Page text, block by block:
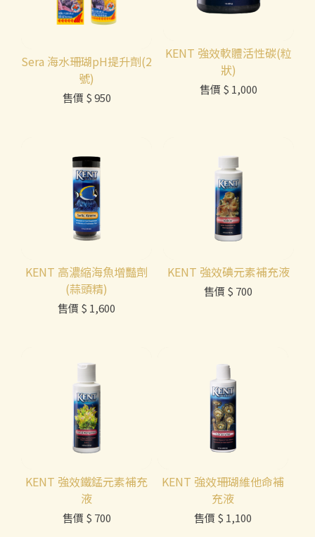
Sera 海水珊瑚pH提升劑(2
號)
售價 $ 950
KENT 強效軟體活性碳(粒
狀)
售價 $ 1,000
KENT 高濃縮海魚增豔劑
(蒜頭精)
售價 $ 1,600
KENT 強效碘元素補充液
售價 $ 700
KENT 強效鐵錳元素補充
液
售價 $ 700
KENT 強效珊瑚維他命補
充液
售價 $ 1,100